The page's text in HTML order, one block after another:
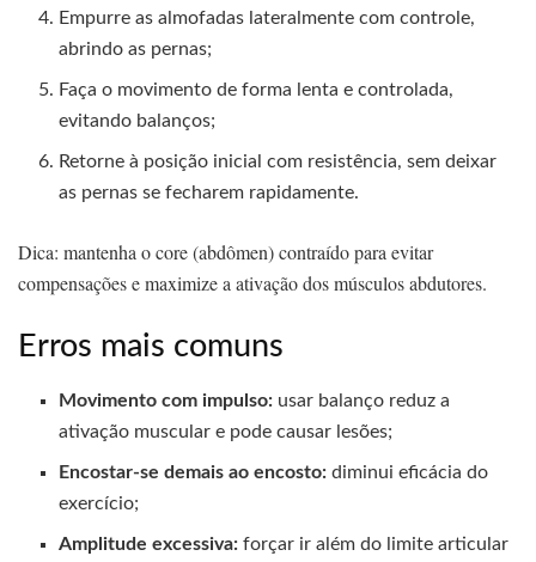
Empurre as almofadas lateralmente com controle,
abrindo as pernas;
Faça o movimento de forma lenta e controlada,
evitando balanços;
Retorne à posição inicial com resistência, sem deixar
as pernas se fecharem rapidamente.
Dica: mantenha o core (abdômen) contraído para evitar
compensações e maximize a ativação dos músculos abdutores.
Erros mais comuns
Movimento com impulso: usar balanço reduz a
ativação muscular e pode causar lesões;
Encostar‑se demais ao encosto: diminui eficácia do
exercício;
Amplitude excessiva: forçar ir além do limite articular